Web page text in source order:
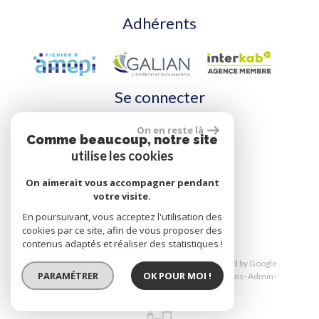
Adhérents
Se connecter
Espace propriétaire
réalisé par
© 2026 | Tous droits réservés | Traduction powered by Google
Plan du site Mentions légales Nos honoraires Liens Admin
Toutes nos annonces Politique RGPD
On en reste là
Comme beaucoup, notre site
utilise les cookies
On aimerait vous accompagner pendant
votre visite.
En poursuivant, vous acceptez l'utilisation des
cookies par ce site, afin de vous proposer des
contenus adaptés et réaliser des statistiques !
PARAMÉTRER OK POUR MOI !